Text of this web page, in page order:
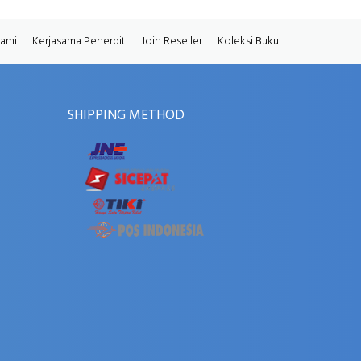
Kerjasama Penerbit Join Reseller Koleksi Buku
SHIPPING METHOD